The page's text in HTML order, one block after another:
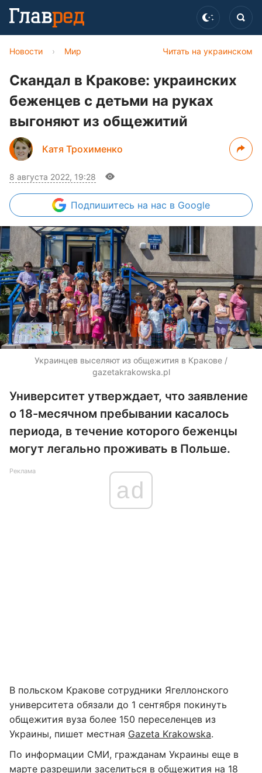
Читать на украинском
Новости › Мир
Скандал в Кракове: украинских
беженцев с детьми на руках
выгоняют из общежитий
Катя Трохименко
8 августа 2022, 19:28
Подпишитесь на нас в Google
Украинцев выселяют из общежития в Кракове /
gazetakrakowska.pl
Университет утверждает, что заявление
о 18-месячном пребывании касалось
периода, в течение которого беженцы
могут легально проживать в Польше.
Реклама
ad
В польском Кракове сотрудники Ягеллонского
университета обязали до 1 сентября покинуть
общежития вуза более 150 переселенцев из
Украины, пишет местная Gazeta Krakowska.
По информации СМИ, гражданам Украины еще в
марте разрешили заселиться в общежития на 18